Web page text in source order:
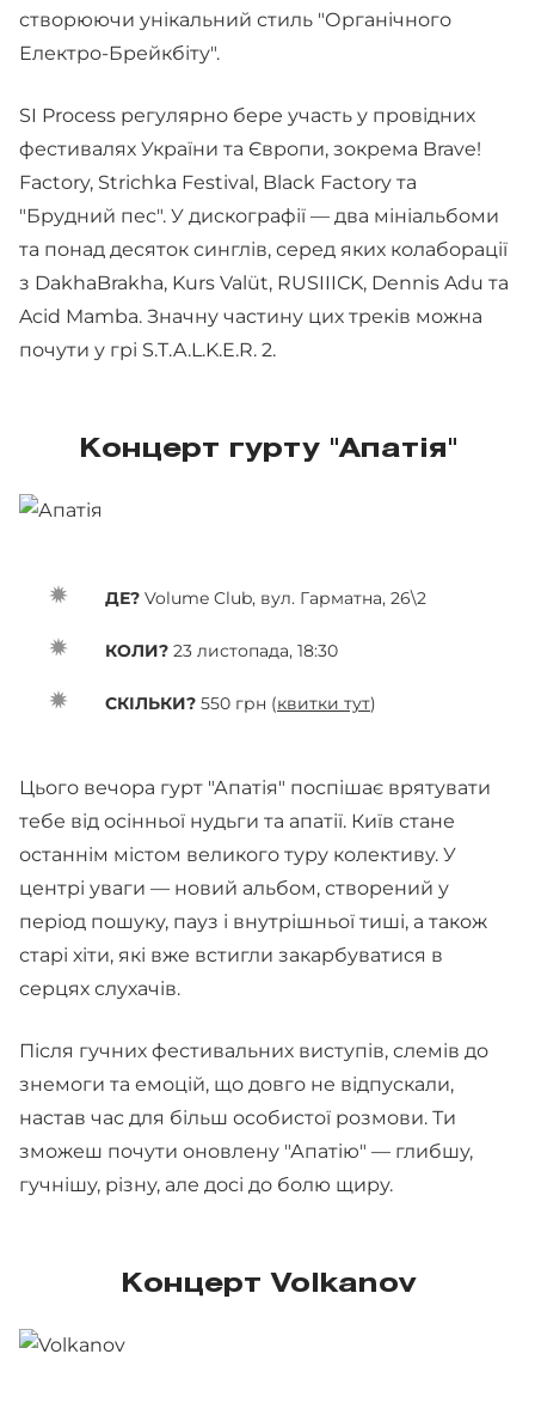
створюючи унікальний стиль "Органічного
Електро-Брейкбіту".
SI Process регулярно бере участь у провідних
фестивалях України та Європи, зокрема Brave!
Factory, Strichka Festival, Black Factory та
"Брудний пес". У дискографії — два мініальбоми
та понад десяток синглів, серед яких колаборації
з DakhaBrakha, Kurs Valüt, RUSIIIСK, Dennis Adu та
Acid Mamba. Значну частину цих треків можна
почути у грі S.T.A.L.K.E.R. 2.
Концерт гурту "Апатія"
ДЕ? Volume Club, вул. Гарматна, 26\2
КОЛИ? 23 листопада, 18:30
СКІЛЬКИ? 550 грн (квитки тут)
Цього вечора гурт "Апатія" поспішає врятувати
тебе від осінньої нудьги та апатії. Київ стане
останнім містом великого туру колективу. У
центрі уваги — новий альбом, створений у
період пошуку, пауз і внутрішньої тиші, а також
старі хіти, які вже встигли закарбуватися в
серцях слухачів.
Після гучних фестивальних виступів, слемів до
знемоги та емоцій, що довго не відпускали,
настав час для більш особистої розмови. Ти
зможеш почути оновлену "Апатію" — глибшу,
гучнішу, різну, але досі до болю щиру.
Концерт Volkanov